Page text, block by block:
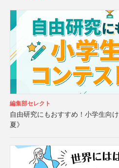
編集部セレクト
自由研究にもおすすめ！小学生向
夏》